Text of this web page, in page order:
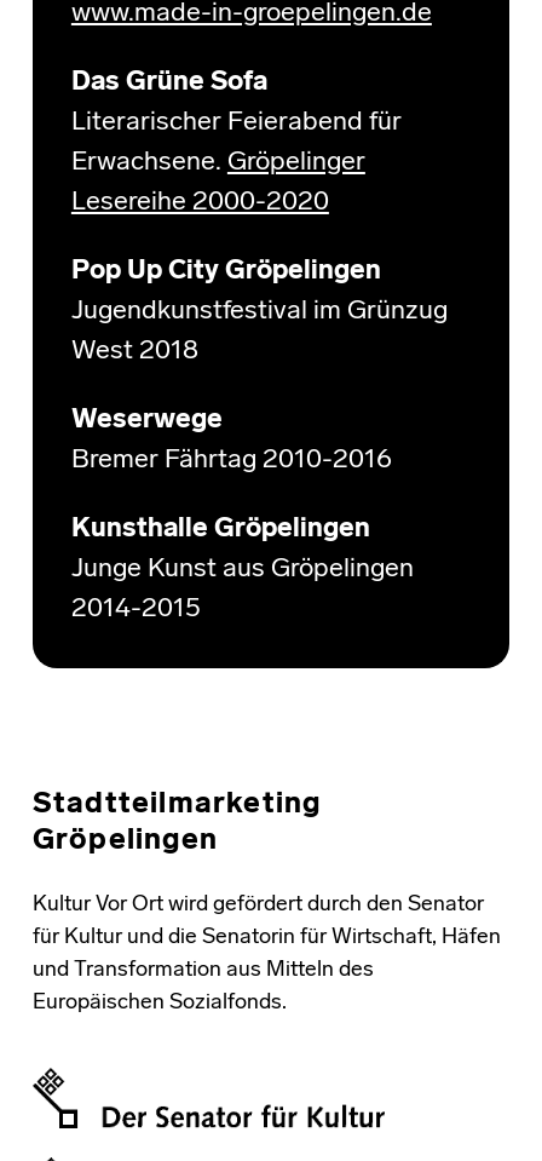
www.made-in-groepelingen.de
Das Grüne Sofa
Literarischer Feierabend für
Erwachsene. Gröpelinger
Lesereihe 2000-2020
Pop Up City Gröpelingen
Jugendkunstfestival im Grünzug
West 2018
Weserwege
Bremer Fährtag 2010-2016
Kunsthalle Gröpelingen
Junge Kunst aus Gröpelingen
2014-2015
Stadtteilmarketing
Gröpelingen
Kultur Vor Ort wird gefördert durch den Senator
für Kultur und die Senatorin für Wirtschaft, Häfen
und Transformation aus Mitteln des
Europäischen Sozialfonds.